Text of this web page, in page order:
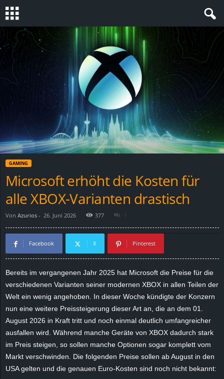
n
GAMING
Microsoft erhöht die Kosten für
alle XBOX-Varianten drastisch
Von Azurios - 26. Juni 2026 377 1
Facebook X Pinterest
Bereits im vergangenen Jahr 2025 hat Microsoft die Preise für die
verschiedenen Varianten seiner modernen XBOX in allen Teilen der
Welt ein wenig angehoben. In dieser Woche kündigte der Konzern
nun eine weitere Preissteigerung dieser Art an, die an dem 01.
August 2026 in Kraft tritt und noch einmal deutlich umfangreicher
ausfallen wird. Während manche Geräte von XBOX dadurch stark
im Preis steigen, so sollen manche Optionen sogar komplett vom
Markt verschwinden. Die folgenden Preise sollen ab August in den
USA gelten und die genauen Euro-Kosten sind noch nicht bekannt: